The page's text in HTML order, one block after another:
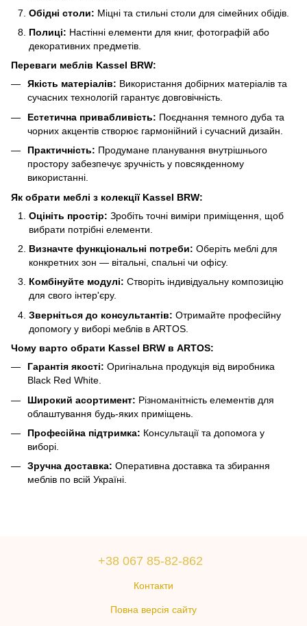
Обідні столи: Міцні та стильні столи для сімейних обідів.
Полиці: Настінні елементи для книг, фотографій або
декоративних предметів.
Переваги меблів Kassel BRW:
Якість матеріалів: Використання добірних матеріалів та
сучасних технологій гарантує довговічність.
Естетична привабливість: Поєднання темного дуба та
чорних акцентів створює гармонійний і сучасний дизайн.
Практичність: Продумане планування внутрішнього
простору забезпечує зручність у повсякденному
використанні.
Як обрати меблі з колекції Kassel BRW:
Оцініть простір: Зробіть точні виміри приміщення, щоб
вибрати потрібні елементи.
Визначте функціональні потреби: Оберіть меблі для
конкретних зон — вітальні, спальні чи офісу.
Комбінуйте модулі: Створіть індивідуальну композицію
для свого інтер'єру.
Зверніться до консультантів: Отримайте професійну
допомогу у виборі меблів в ARTOS.
Чому варто обрати Kassel BRW в ARTOS:
Гарантія якості: Оригінальна продукція від виробника
Black Red White.
Широкий асортимент: Різноманітність елементів для
облаштування будь-яких приміщень.
Професійна підтримка: Консультації та допомога у
виборі.
Зручна доставка: Оперативна доставка та збирання
меблів по всій Україні.
+38 067 85-82-862
Контакти
Повна версія сайту